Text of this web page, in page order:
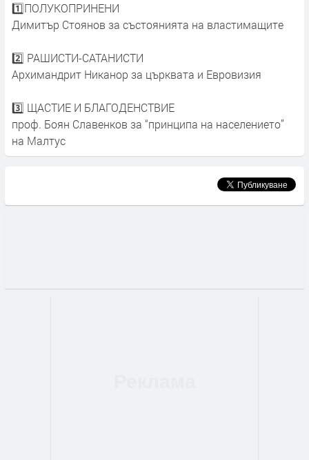
1️⃣ПОЛУКОПРИНЕНИ
Димитър Стоянов за състоянията на властимащите
2️⃣ РАШИСТИ-САТАНИСТИ
Архимандрит Никанор за църквата и Евровизия
3️⃣ ЩАСТИЕ И БЛАГОДЕНСТВИЕ
проф. Боян Славенков за “принципа на населението”
на Малтус